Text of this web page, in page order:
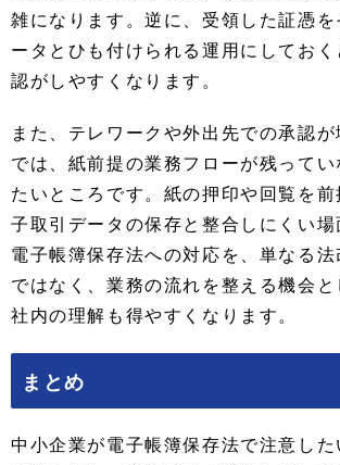
雑になります。逆に、受領した証憑
ータとひも付けられる運用にしてお
認がしやすくなります。
また、テレワークや外出先での承認
では、紙前提の業務フローが残ってい
たいところです。紙の押印や回覧を
子取引データの保存と整合しにくい場
電子帳簿保存法への対応を、単なる法
ではなく、業務の流れを整える機会と
社内の理解も得やすくなります。
まとめ
中小企業が電子帳簿保存法で注意し